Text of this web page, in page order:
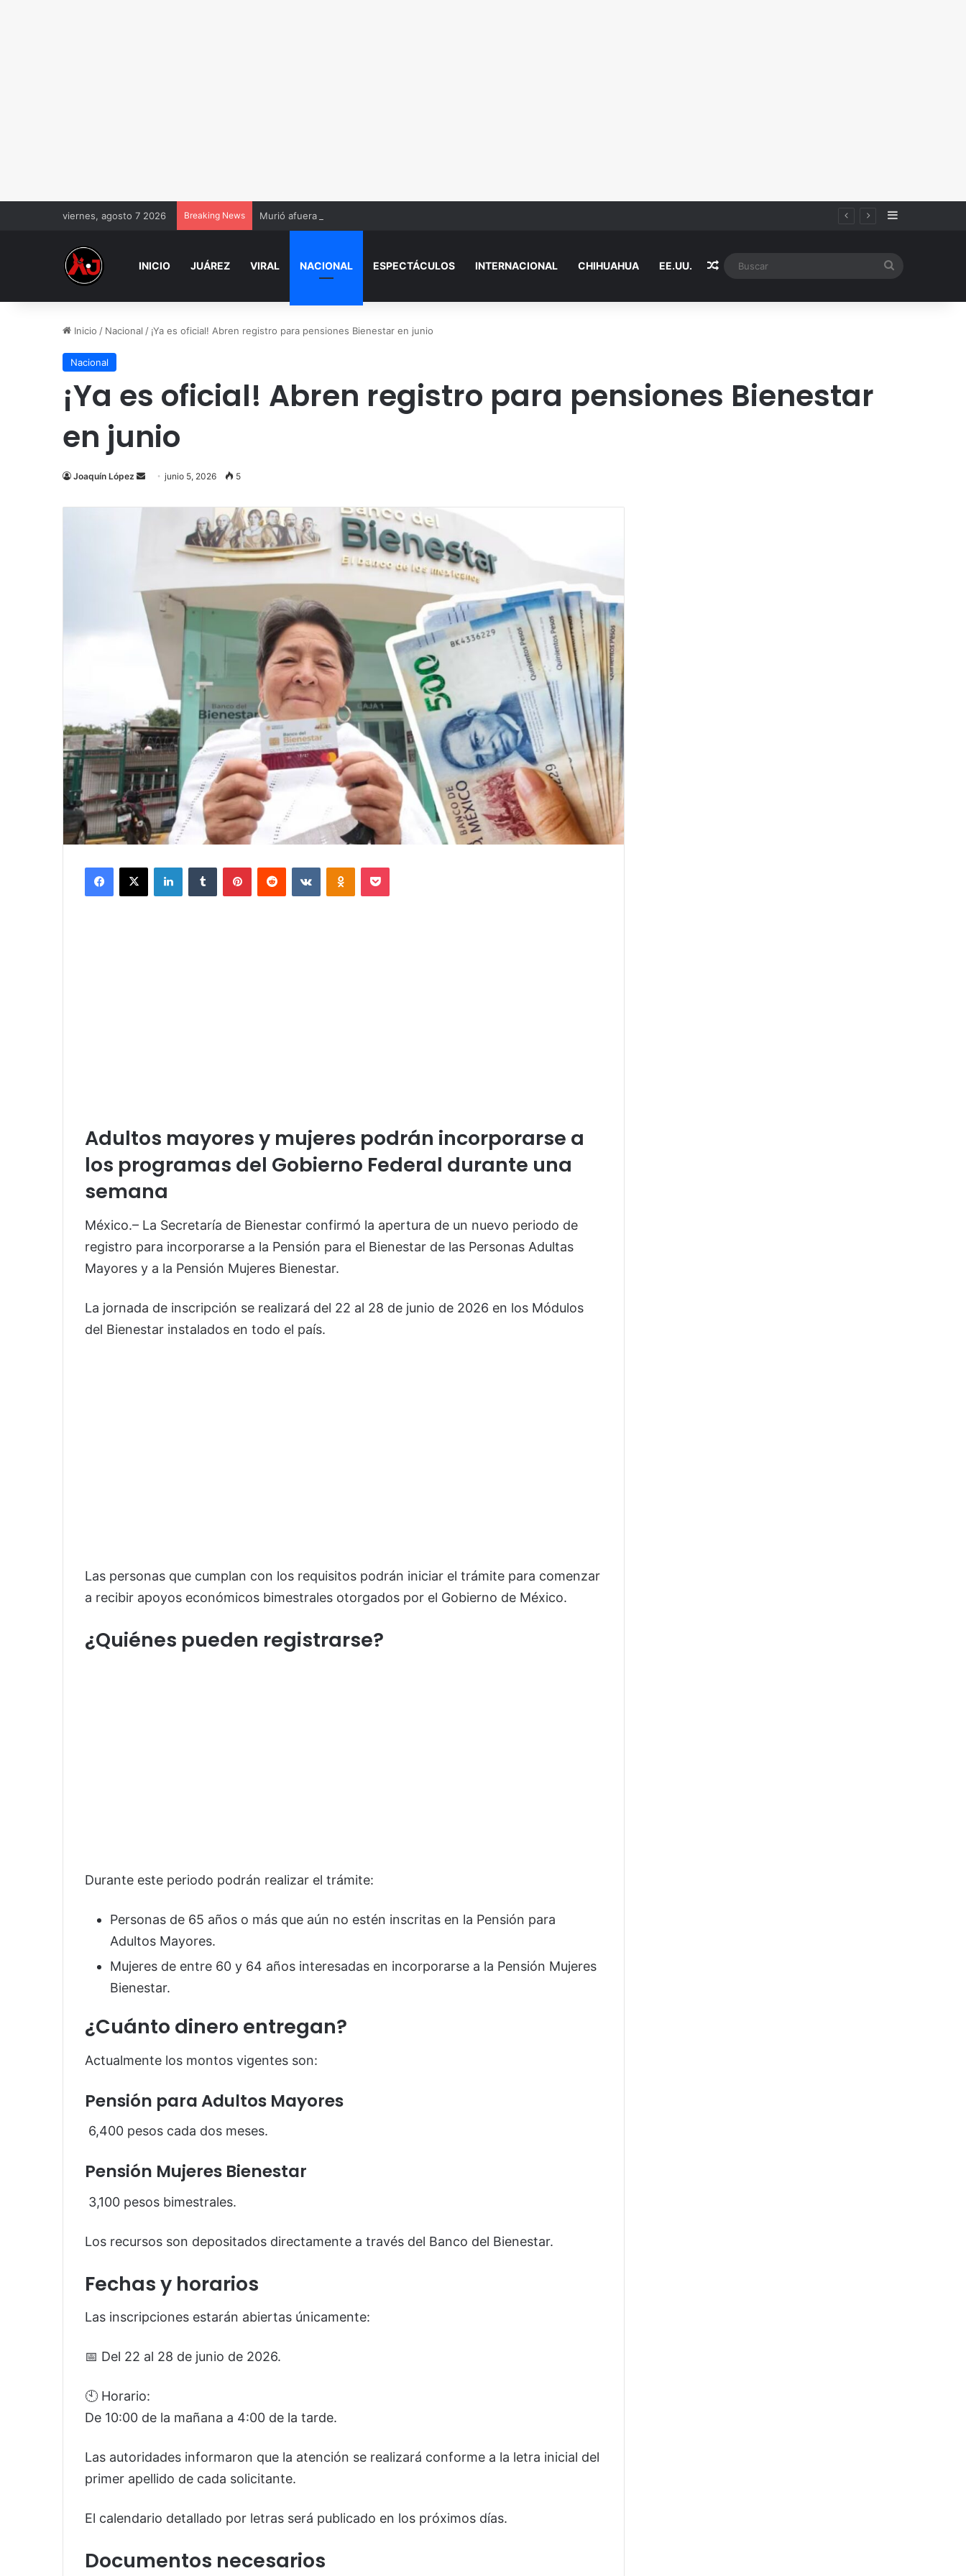
viernes, agosto 7 2026 Breaking News Murió afuera de Similares de Ciudad Juárez Sidebar
INICIO JUÁREZ VIRAL NACIONAL ESPECTÁCULOS INTERNACIONAL CHIHUAHUA EE.UU. Random Article
Inicio / Nacional / ¡Ya es oficial! Abren registro para pensiones Bienestar en junio
Nacional
¡Ya es oficial! Abren registro para pensiones Bienestar
en junio
Joaquín López
Send
email
junio 5, 2026 5
Facebook
X LinkedInTumblr PinterestReddit VKontakteOdnoklassniki
Pocket
Adultos mayores y mujeres podrán incorporarse a
los programas del Gobierno Federal durante una
semana
México.– La Secretaría de Bienestar confirmó la apertura de un nuevo periodo de
registro para incorporarse a la Pensión para el Bienestar de las Personas Adultas
Mayores y a la Pensión Mujeres Bienestar.
La jornada de inscripción se realizará del 22 al 28 de junio de 2026 en los Módulos
del Bienestar instalados en todo el país.
Las personas que cumplan con los requisitos podrán iniciar el trámite para comenzar
a recibir apoyos económicos bimestrales otorgados por el Gobierno de México.
¿Quiénes pueden registrarse?
Durante este periodo podrán realizar el trámite:
Personas de 65 años o más que aún no estén inscritas en la Pensión para
Adultos Mayores.
Mujeres de entre 60 y 64 años interesadas en incorporarse a la Pensión Mujeres
Bienestar.
¿Cuánto dinero entregan?
Actualmente los montos vigentes son:
Pensión para Adultos Mayores
6,400 pesos cada dos meses.
Pensión Mujeres Bienestar
3,100 pesos bimestrales.
Los recursos son depositados directamente a través del Banco del Bienestar.
Fechas y horarios
Las inscripciones estarán abiertas únicamente:
📅 Del 22 al 28 de junio de 2026.
🕙 Horario:
De 10:00 de la mañana a 4:00 de la tarde.
Las autoridades informaron que la atención se realizará conforme a la letra inicial del
primer apellido de cada solicitante.
El calendario detallado por letras será publicado en los próximos días.
Documentos necesarios